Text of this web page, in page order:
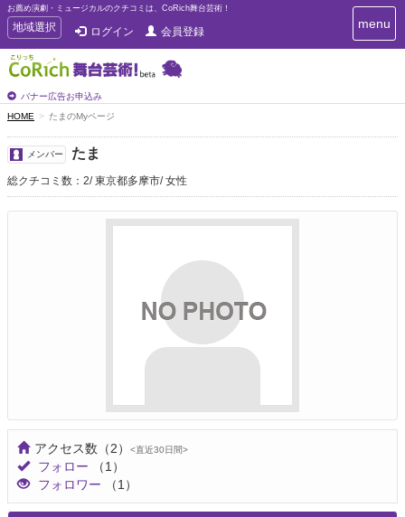
お薦め演劇・ミュージカルのクチコミは、CoRich舞台芸術！
T
o
g
g
e
n
a
v
i
g
a
t
地域選択 ログイン 会員登録
バナー広告お申込み
T
o
menu
HOME たまのMyページ
メンバー たま
総クチコミ数：2 東京都多摩市 女性
アクセス数 （2） <直近30日間>
フォロー
（1）
フォロワー
（1）